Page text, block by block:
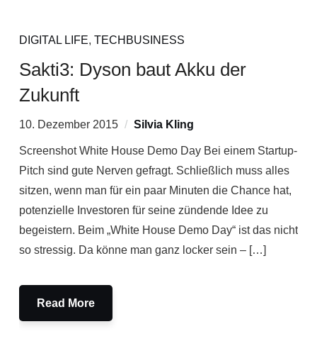
DIGITAL LIFE, TECHBUSINESS
Sakti3: Dyson baut Akku der
Zukunft
10. Dezember 2015 Silvia Kling
Screenshot White House Demo Day Bei einem Startup-
Pitch sind gute Nerven gefragt. Schließlich muss alles
sitzen, wenn man für ein paar Minuten die Chance hat,
potenzielle Investoren für seine zündende Idee zu
begeistern. Beim „White House Demo Day“ ist das nicht
so stressig. Da könne man ganz locker sein – […]
Read More